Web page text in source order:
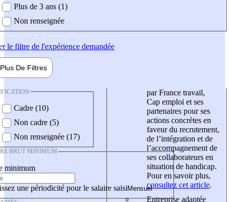
Plus de 3 ans (1)
Non renseignée
le filtre de l'expérience demandée
Plus De Filtres
Cadre (10)
Non cadre (5)
Non renseignée (17)
BRUT MINIMUM
minimum
une périodicité pour le salaire saisi
par France travail,
Cap emploi et ses
partenaires pour ses
actions concrètes en
faveur du recrutement,
de l’intégration et de
l’accompagnement de
ses collaborateurs en
situation de handicap.
Pour en savoir plus,
consultez cet article.
Entreprise adaptée